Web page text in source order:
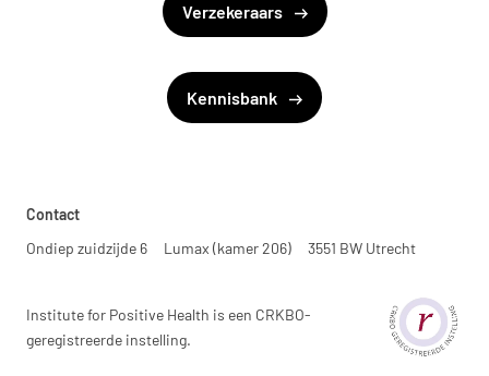
Verzekeraars
Kennisbank
Contact
Ondiep zuidzijde 6
Lumax (kamer 206) 3551 BW Utrecht
Institute for Positive Health is een CRKBO-
geregistreerde instelling.